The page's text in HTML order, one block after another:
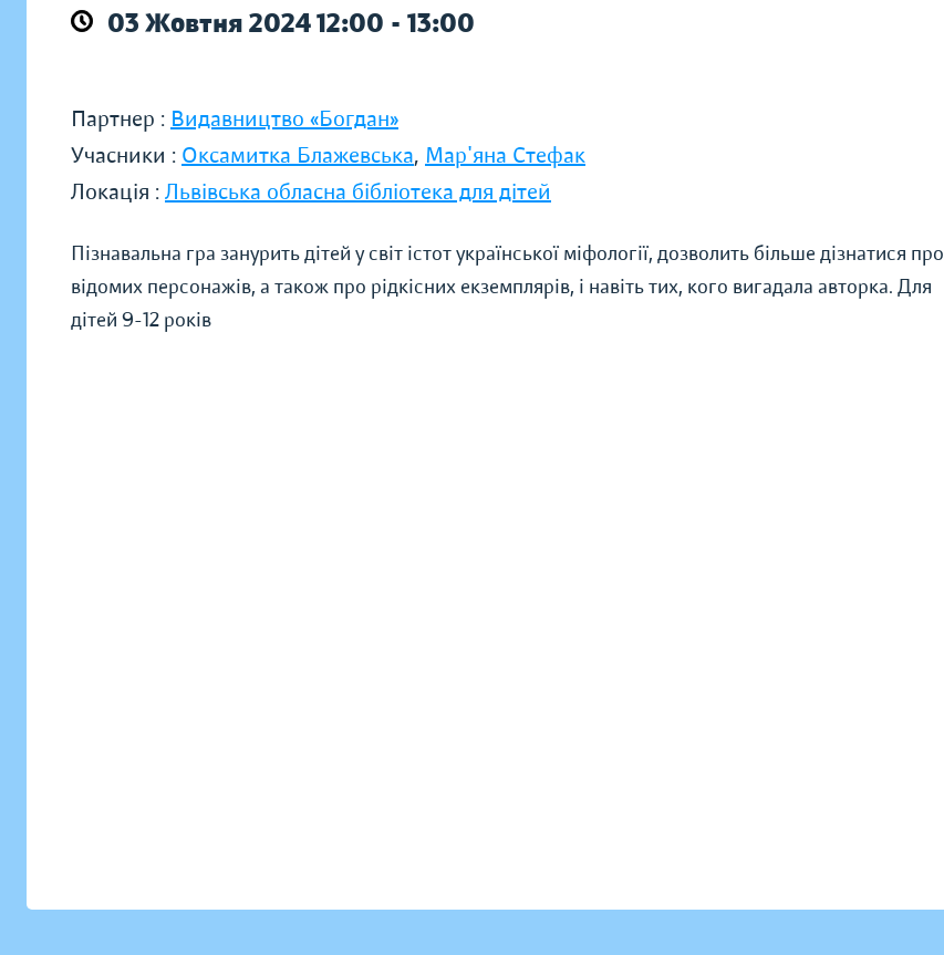
03 Жовтня 2024 12:00 - 13:00
Партнер : Видавництво «Богдан»
Учасники : Оксамитка Блажевська, Мар'яна Стефак
Локація : Львівська обласна бібліотека для дітей
Пізнавальна гра занурить дітей у світ істот української міфології, дозволить більше дізнатися про
відомих персонажів, а також про рідкісних екземплярів, і навіть тих, кого вигадала авторка. Для
дітей 9-12 років